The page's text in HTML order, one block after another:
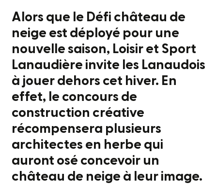
Alors que le Défi château de
neige est déployé pour une
nouvelle saison, Loisir et Sport
Lanaudière invite les Lanaudois
à jouer dehors cet hiver. En
effet, le concours de
construction créative
récompensera plusieurs
architectes en herbe qui
auront osé concevoir un
château de neige à leur image.